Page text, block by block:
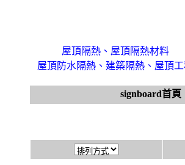
屋頂隔熱、屋頂隔熱材料
屋頂防水隔熱、建築隔熱、屋頂工
signboard首頁